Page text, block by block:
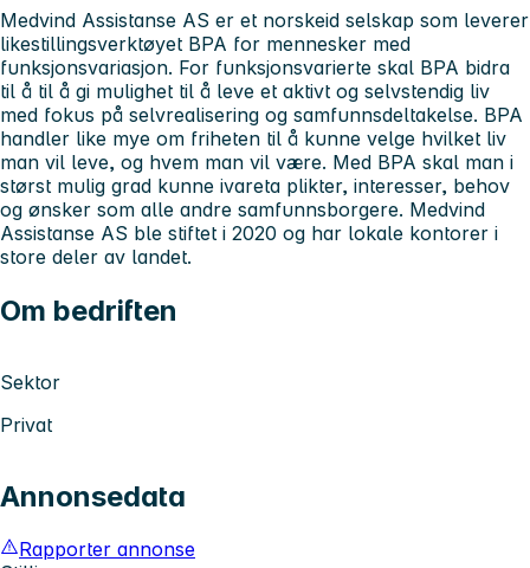
Medvind Assistanse AS er et norskeid selskap som leverer
likestillingsverktøyet BPA for mennesker med
funksjonsvariasjon. For funksjonsvarierte skal BPA bidra
til å til å gi mulighet til å leve et aktivt og selvstendig liv
med fokus på selvrealisering og samfunnsdeltakelse. BPA
handler like mye om friheten til å kunne velge hvilket liv
man vil leve, og hvem man vil være. Med BPA skal man i
størst mulig grad kunne ivareta plikter, interesser, behov
og ønsker som alle andre samfunnsborgere. Medvind
Assistanse AS ble stiftet i 2020 og har lokale kontorer i
store deler av landet.
Om bedriften
Sektor
Privat
Annonsedata
Rapporter annonse